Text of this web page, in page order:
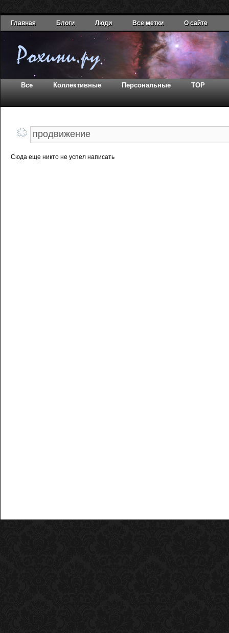
Главная Блоги Люди Все метки О сайте
Все Коллективные Персональные TOP
Сюда еще никто не успел написать